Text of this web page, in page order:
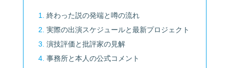
終わった説の発端と噂の流れ
実際の出演スケジュールと最新プロジェクト
演技評価と批評家の見解
事務所と本人の公式コメント